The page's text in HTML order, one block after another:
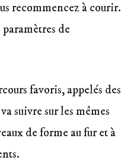
recommencez à courir.
paramètres de
favoris, appelés des
suivre sur les mêmes
de forme au fur et à